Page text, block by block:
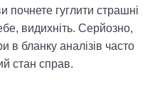
почнете гуглити страшні
видихніть. Серйозно,
в бланку аналізів часто
стан справ.